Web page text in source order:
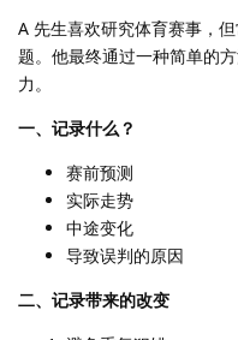
A 先生喜欢研究体育赛事，
题。他最终通过一种简单的
力。
一、记录什么？
赛前预测
实际走势
中途变化
导致误判的原因
二、记录带来的改变